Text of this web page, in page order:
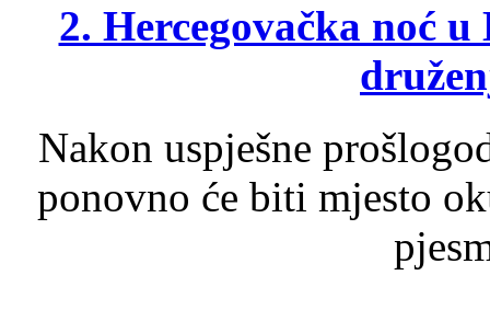
2. Hercegovačka noć
Nakon uspješne
ponovno će biti mjesto